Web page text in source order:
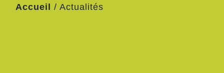
Accueil / Actualités